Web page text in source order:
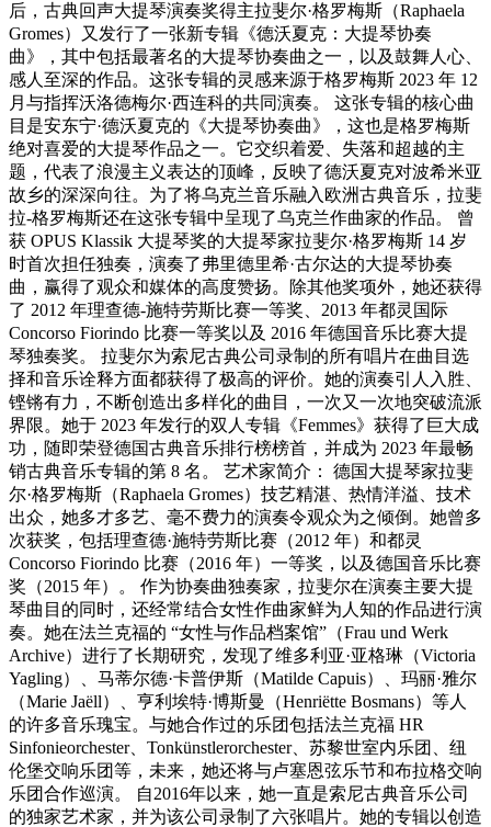
后，古典回声大提琴演奏奖得主拉斐尔·格罗梅斯（Raphaela
Gromes）又发行了一张新专辑《德沃夏克：大提琴协奏
曲》，其中包括最著名的大提琴协奏曲之一，以及鼓舞人心、
感人至深的作品。这张专辑的灵感来源于格罗梅斯 2023 年 12
月与指挥沃洛德梅尔·西连科的共同演奏。 这张专辑的核心曲
目是安东宁·德沃夏克的《大提琴协奏曲》，这也是格罗梅斯
绝对喜爱的大提琴作品之一。它交织着爱、失落和超越的主
题，代表了浪漫主义表达的顶峰，反映了德沃夏克对波希米亚
故乡的深深向往。为了将乌克兰音乐融入欧洲古典音乐，拉斐
拉-格罗梅斯还在这张专辑中呈现了乌克兰作曲家的作品。 曾
获 OPUS Klassik 大提琴奖的大提琴家拉斐尔·格罗梅斯 14 岁
时首次担任独奏，演奏了弗里德里希·古尔达的大提琴协奏
曲，赢得了观众和媒体的高度赞扬。除其他奖项外，她还获得
了 2012 年理查德-施特劳斯比赛一等奖、2013 年都灵国际
Concorso Fiorindo 比赛一等奖以及 2016 年德国音乐比赛大提
琴独奏奖。 拉斐尔为索尼古典公司录制的所有唱片在曲目选
择和音乐诠释方面都获得了极高的评价。她的演奏引人入胜、
铿锵有力，不断创造出多样化的曲目，一次又一次地突破流派
界限。她于 2023 年发行的双人专辑《Femmes》获得了巨大成
功，随即荣登德国古典音乐排行榜榜首，并成为 2023 年最畅
销古典音乐专辑的第 8 名。 艺术家简介： 德国大提琴家拉斐
尔·格罗梅斯（Raphaela Gromes）技艺精湛、热情洋溢、技术
出众，她多才多艺、毫不费力的演奏令观众为之倾倒。她曾多
次获奖，包括理查德·施特劳斯比赛（2012 年）和都灵
Concorso Fiorindo 比赛（2016 年）一等奖，以及德国音乐比赛
奖（2015 年）。 作为协奏曲独奏家，拉斐尔在演奏主要大提
琴曲目的同时，还经常结合女性作曲家鲜为人知的作品进行演
奏。她在法兰克福的 “女性与作品档案馆”（Frau und Werk
Archive）进行了长期研究，发现了维多利亚·亚格琳（Victoria
Yagling）、马蒂尔德·卡普伊斯（Matilde Capuis）、玛丽·雅尔
（Marie Jaëll）、亨利埃特·博斯曼（Henriëtte Bosmans）等人
的许多音乐瑰宝。与她合作过的乐团包括法兰克福 HR
Sinfonieorchester、Tonkünstlerorchester、苏黎世室内乐团、纽
伦堡交响乐团等，未来，她还将与卢塞恩弦乐节和布拉格交响
乐团合作巡演。 自2016年以来，她一直是索尼古典音乐公司
的独家艺术家，并为该公司录制了六张唱片。她的专辑以创造